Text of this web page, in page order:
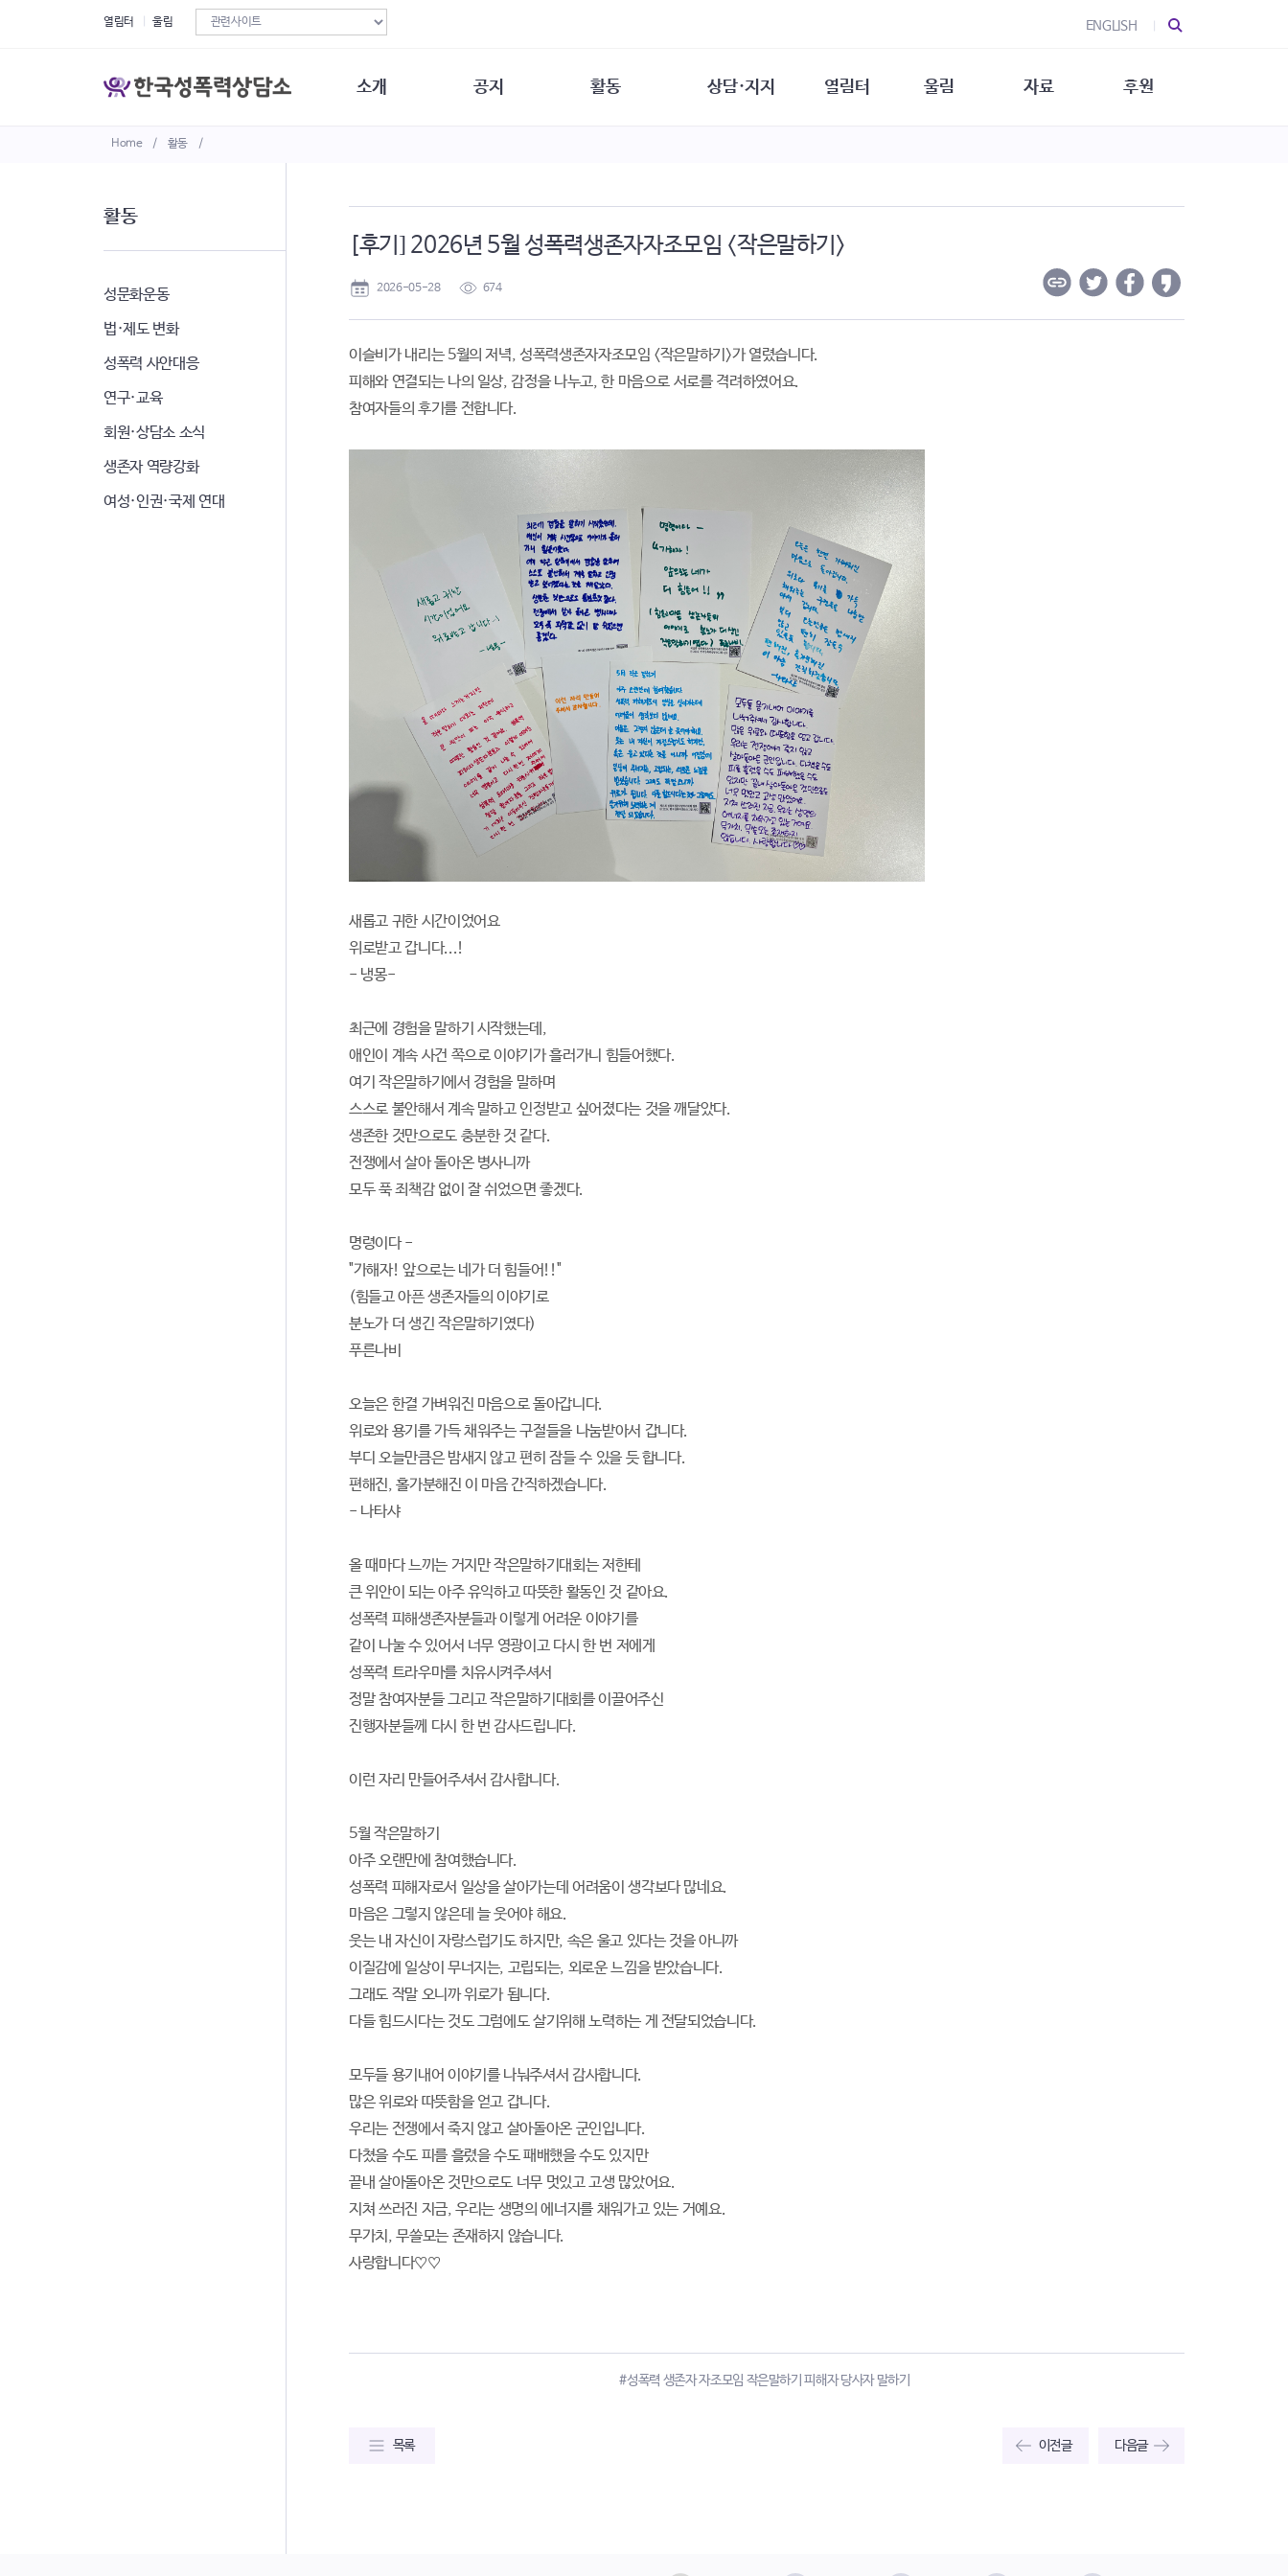
Home / 활동 /
열림터 울림 ENGLISH
소개
재정현황
비전선언문
공지 활동
회원·상담소 소식
상담·지지
통념 점검하기
상담지원 안내
열림터
자립지원
울림 자료 후원
활동
성문화운동
법·제도 변화
성폭력 사안대응
연구·교육
회원·상담소 소식
생존자 역량강화
여성·인권·국제 연대
[후기] 2026년 5월 성폭력생존자자조모임 <작은말하기>
2026-05-28 674
이슬비가 내리는 5월의 저녁, 성폭력생존자자조모임 <작은말하기>가 열렸습니다.
피해와 연결되는 나의 일상, 감정을 나누고, 한 마음으로 서로를 격려하였어요.
참여자들의 후기를 전합니다.
새롭고 귀한 시간이었어요
위로받고 갑니다...!
- 냉몽-
최근에 경험을 말하기 시작했는데,
애인이 계속 사건 쪽으로 이야기가 흘러가니 힘들어했다.
여기 작은말하기에서 경험을 말하며
스스로 불안해서 계속 말하고 인정받고 싶어졌다는 것을 깨달았다.
생존한 것만으로도 충분한 것 같다.
전쟁에서 살아 돌아온 병사니까
모두 푹 죄책감 없이 잘 쉬었으면 좋겠다.
명령이다 -
"가해자! 앞으로는 네가 더 힘들어!!"
(힘들고 아픈 생존자들의 이야기로
분노가 더 생긴 작은말하기였다)
푸른나비
오늘은 한결 가벼워진 마음으로 돌아갑니다.
위로와 용기를 가득 채워주는 구절들을 나눔받아서 갑니다.
부디 오늘만큼은 밤새지 않고 편히 잠들 수 있을 듯 합니다.
편해진, 홀가분해진 이 마음 간직하겠습니다.
- 나타샤
올 때마다 느끼는 거지만 작은말하기대회는 저한테
큰 위안이 되는 아주 유익하고 따뜻한 활동인 것 같아요.
성폭력 피해생존자분들과 이렇게 어려운 이야기를
같이 나눌 수 있어서 너무 영광이고 다시 한 번 저에게
성폭력 트라우마를 치유시켜주셔서
정말 참여자분들 그리고 작은말하기대회를 이끌어주신
진행자분들께 다시 한 번 감사드립니다.
이런 자리 만들어주셔서 감사합니다.
5월 작은말하기
아주 오랜만에 참여했습니다.
성폭력 피해자로서 일상을 살아가는데 어려움이 생각보다 많네요.
마음은 그렇지 않은데 늘 웃어야 해요.
웃는 내 자신이 자랑스럽기도 하지만, 속은 울고 있다는 것을 아니까
이질감에 일상이 무너지는, 고립되는, 외로운 느낌을 받았습니다.
그래도 작말 오니까 위로가 됩니다.
다들 힘드시다는 것도 그럼에도 살기위해 노력하는 게 전달되었습니다.
모두들 용기내어 이야기를 나눠주셔서 감사합니다.
많은 위로와 따뜻함을 얻고 갑니다.
우리는 전쟁에서 죽지 않고 살아돌아온 군인입니다.
다쳤을 수도 피를 흘렸을 수도 패배했을 수도 있지만
끝내 살아돌아온 것만으로도 너무 멋있고 고생 많았어요.
지쳐 쓰러진 지금, 우리는 생명의 에너지를 채워가고 있는 거예요.
무가치, 무쓸모는 존재하지 않습니다.
사랑합니다♡♡
#성폭력 생존자 자조모임 작은말하기 피해자 당사자 말하기
목록 이전글 다음글